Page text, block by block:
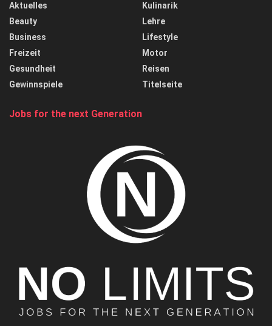
Aktuelles
Beauty
Business
Freizeit
Gesundheit
Gewinnspiele
Kulinarik
Lehre
Lifestyle
Motor
Reisen
Titelseite
Jobs for the next Generation